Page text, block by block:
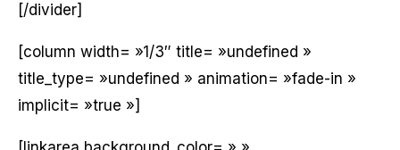
[/divider]
[column width= »1/3″ title= »undefined »
title_type= »undefined » animation= »fade-in »
implicit= »true »]